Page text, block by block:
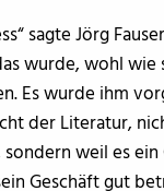
sagte Jörg
wurde, wohl wie
Es wurde ihm
der Literatur,
weil es ein
Geschäft gut